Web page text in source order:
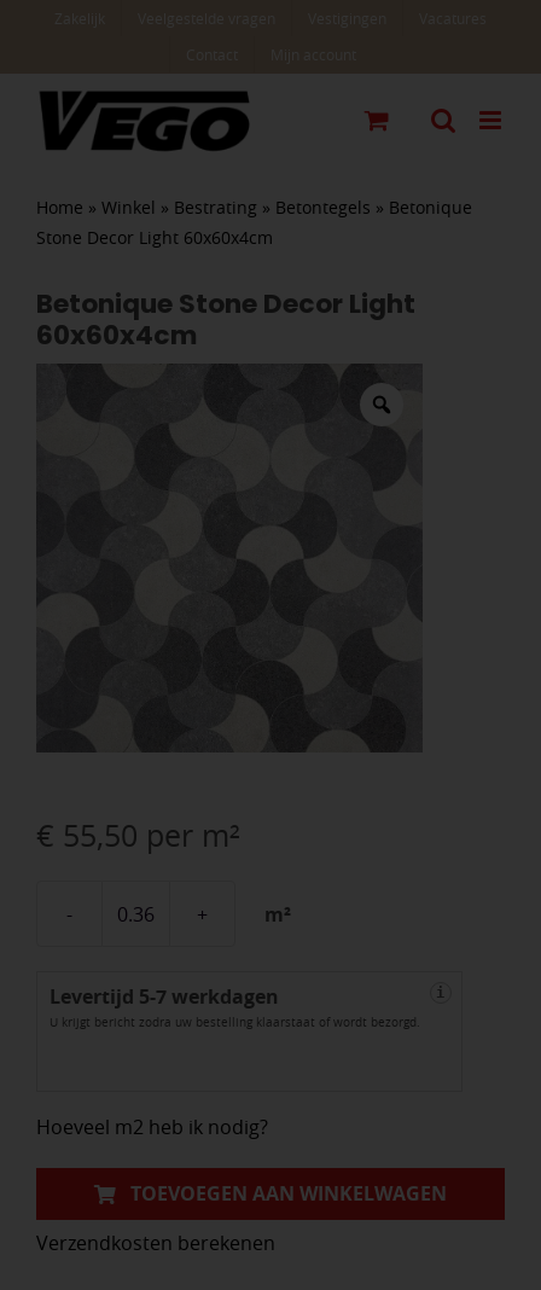
Home » Winkel » Bestrating » Betontegels » Betonique
Stone Decor Light 60x60x4cm
Betonique Stone Decor Light
60x60x4cm
€ 55,50 per m²
Betonique
Decor
Light
m²
Levertijd 5-7 werkdagen
U krijgt bericht zodra uw bestelling klaarstaat of wordt bezorgd.
i
Hoeveel m2 heb ik nodig?
TOEVOEGEN AAN WINKELWAGEN
Verzendkosten berekenen